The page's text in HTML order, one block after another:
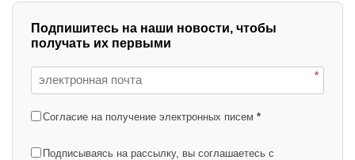
Подпишитесь на наши новости, чтобы
получать их первыми
*
Согласие на получение электронных писем *
Подписываясь на рассылку, вы соглашаетесь с